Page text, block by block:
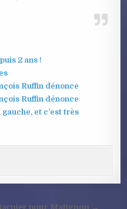
2 ans !
Ruffin dénonce
Ruffin dénonce
et c’est très